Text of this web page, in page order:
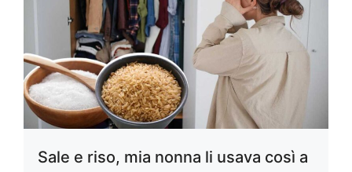
Sale e riso, mia nonna li usava così a